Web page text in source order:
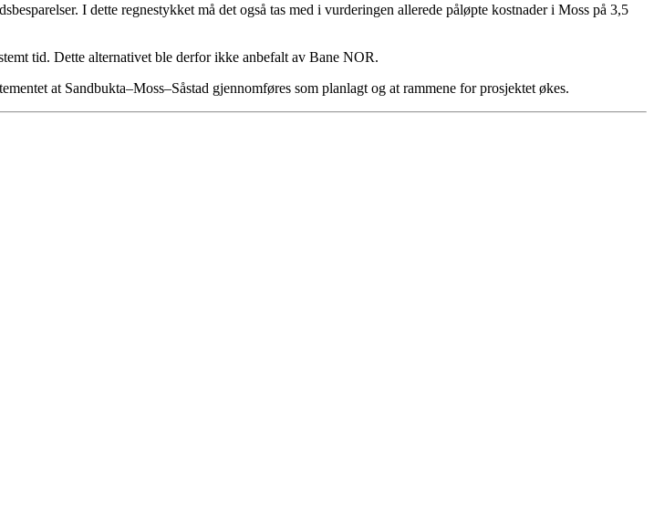
I dette regnestykket må det også tas med i vurderingen allerede påløpte kostnader i Moss på 3,5
tid. Dette alternativet ble derfor ikke anbefalt av Bane NOR.
at Sandbukta–Moss–Såstad gjennomføres som planlagt og at rammene for prosjektet økes.